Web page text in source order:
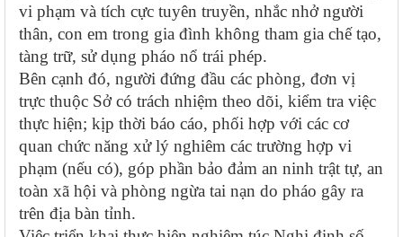
vi phạm và tích cực tuyên truyền, nhắc nhở người
thân, con em trong gia đình không tham gia chế tạo,
tàng trữ, sử dụng pháo nổ trái phép.
Bên cạnh đó, người đứng đầu các phòng, đơn vị
trực thuộc Sở có trách nhiệm theo dõi, kiểm tra việc
thực hiện; kịp thời báo cáo, phối hợp với các cơ
quan chức năng xử lý nghiêm các trường hợp vi
phạm (nếu có), góp phần bảo đảm an ninh trật tự, an
toàn xã hội và phòng ngừa tai nạn do pháo gây ra
trên địa bàn tỉnh.